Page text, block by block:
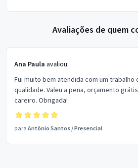
Avaliações de quem
Ana Paula avaliou:
Fui muito bem atendida com um trabalho
qualidade. Valeu a pena, orçamento
careiro. Obrigada!
para Antônio Santos /Presencial